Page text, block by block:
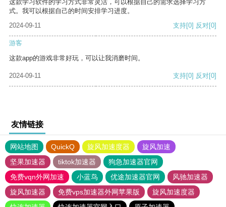
这款学习软件的学习方式非常灵活，可以根据自己的需求选择学习方
式。我可以根据自己的时间安排学习进度。
2024-09-11
支持[0] 反对[0]
游客
这款app的游戏非常好玩，可以让我消磨时间。
2024-09-11 支持[0] 反对[0]
友情链接
网站地图 QuickQ 旋风加速度器
旋风加速
坚果加速器
tiktok加速器
狗急加速器官网
免费vqn外网加速
小蓝鸟 优途加速器官网
风驰加速器
旋风加速器
免费vps加速器外网苹果版
旋风加速度器